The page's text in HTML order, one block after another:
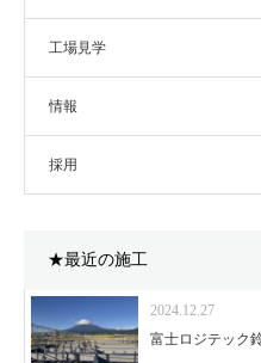
工場見学
情報
採用
★最近の施工
2024.12.27
富士ロジテック